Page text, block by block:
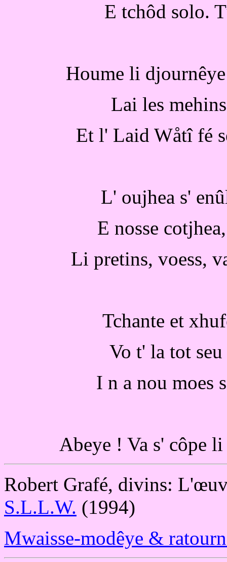
E tchôd solo.
Houme li
Lai les
Et l' Laid Wåtî fé
L' oujhea s'
E nosse
Li pretins, voess,
Tchante et
Vo t' la tot
I n a nou moes
Abeye ! Va s' côpe
Robert Grafé, divins:
S.L.L.W. (1994)
Mwaisse-modêye &